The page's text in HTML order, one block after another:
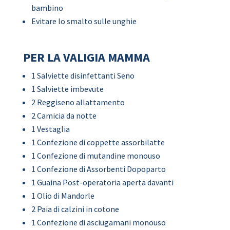
bambino
Evitare lo smalto sulle unghie
PER LA VALIGIA MAMMA
1 Salviette disinfettanti Seno
1 Salviette imbevute
2 Reggiseno allattamento
2 Camicia da notte
1 Vestaglia
1 Confezione di coppette assorbilatte
1 Confezione di mutandine monouso
1 Confezione di Assorbenti Dopoparto
1 Guaina Post-operatoria aperta davanti
1 Olio di Mandorle
2 Paia di calzini in cotone
1 Confezione di asciugamani monouso